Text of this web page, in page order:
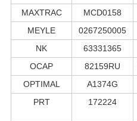
MAXTRAC MCD0158
MEYLE
0267250005
NK
63331365
OCAP
82159RU
OPTIMAL
A1374G
PRT
172224